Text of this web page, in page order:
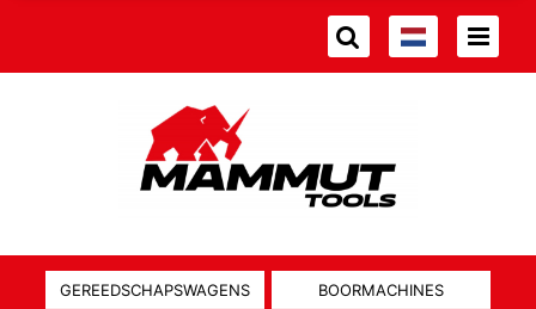
GEREEDSCHAPSWAGENS BOORMACHINES